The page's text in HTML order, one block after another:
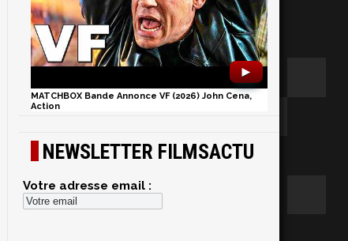
►
MATCHBOX Bande Annonce VF (2026) John Cena,
Action
NEWSLETTER FILMSACTU
Votre adresse email :